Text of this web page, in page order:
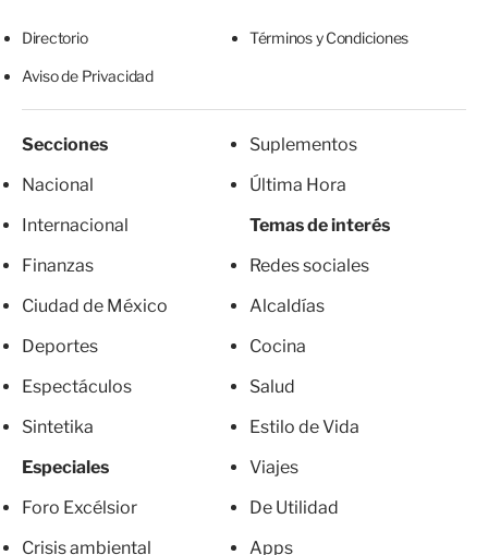
Directorio Términos y Condiciones
Aviso de Privacidad
Secciones
Nacional
Internacional
Finanzas
Ciudad de México
Deportes
Espectáculos
Sintetika
Especiales
Foro Excélsior
Crisis ambiental
Suplementos
Última Hora
Temas de interés
Redes sociales
Alcaldías
Cocina
Salud
Estilo de Vida
Viajes
De Utilidad
Apps